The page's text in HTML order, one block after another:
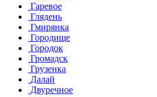
Гаревое
Глядень
Гмирянка
Городище
Городок
Громадск
Грузенка
Далай
Двуречное